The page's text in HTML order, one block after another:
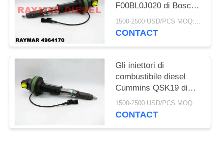
F00BL0J020 di Bosch
per Cummins QSK19
4964170, 4955524
1500-2500 USD/PCS MOQ:1pcs
CONTACT
Gli iniettori di
combustibile diesel
Cummins QSK19 di
Y431K05420 Bosch
parte la resistenza
1500-2500 USD/PCS MOQ:1pcs
CONTACT